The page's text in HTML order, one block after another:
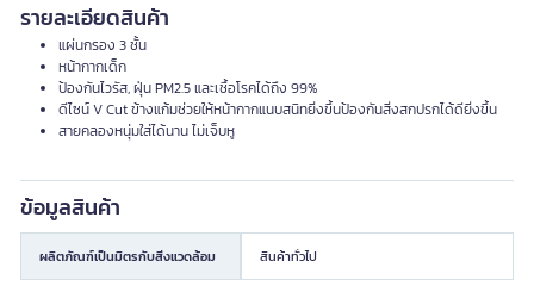
รายละเอียดสินค้า
แผ่นกรอง 3 ชั้น
หน้ากากเด็ก
ป้องกันไวรัส, ฝุ่น PM2.5 และเชื้อโรคได้ถึง 99%
ดีไซน์ V Cut ข้างแก้มช่วยให้หน้ากากแนบสนิทยิ่งขึ้นป้องกันสิ่งสกปรกได้ดียิ่งขึ้น
สายคลองหนุ่มใส่ได้นาน ไม่เจ็บหู
ข้อมูลสินค้า
ผลิตภัณฑ์เป็นมิตรกับสิ่งแวดล้อม สินค้าทั่วไป